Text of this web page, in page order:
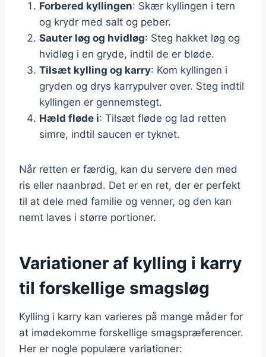
Forbered kyllingen: Skær kyllingen i tern
og krydr med salt og peber.
Sauter løg og hvidløg: Steg hakket løg og
hvidløg i en gryde, indtil de er bløde.
Tilsæt kylling og karry: Kom kyllingen i
gryden og drys karrypulver over. Steg indtil
kyllingen er gennemstegt.
Hæld fløde i: Tilsæt fløde og lad retten
simre, indtil saucen er tyknet.
Når retten er færdig, kan du servere den med
ris eller naanbrød. Det er en ret, der er perfekt
til at dele med familie og venner, og den kan
nemt laves i større portioner.
Variationer af kylling i karry
til forskellige smagsløg
Kylling i karry kan varieres på mange måder for
at imødekomme forskellige smagspræferencer.
Her er nogle populære variationer: